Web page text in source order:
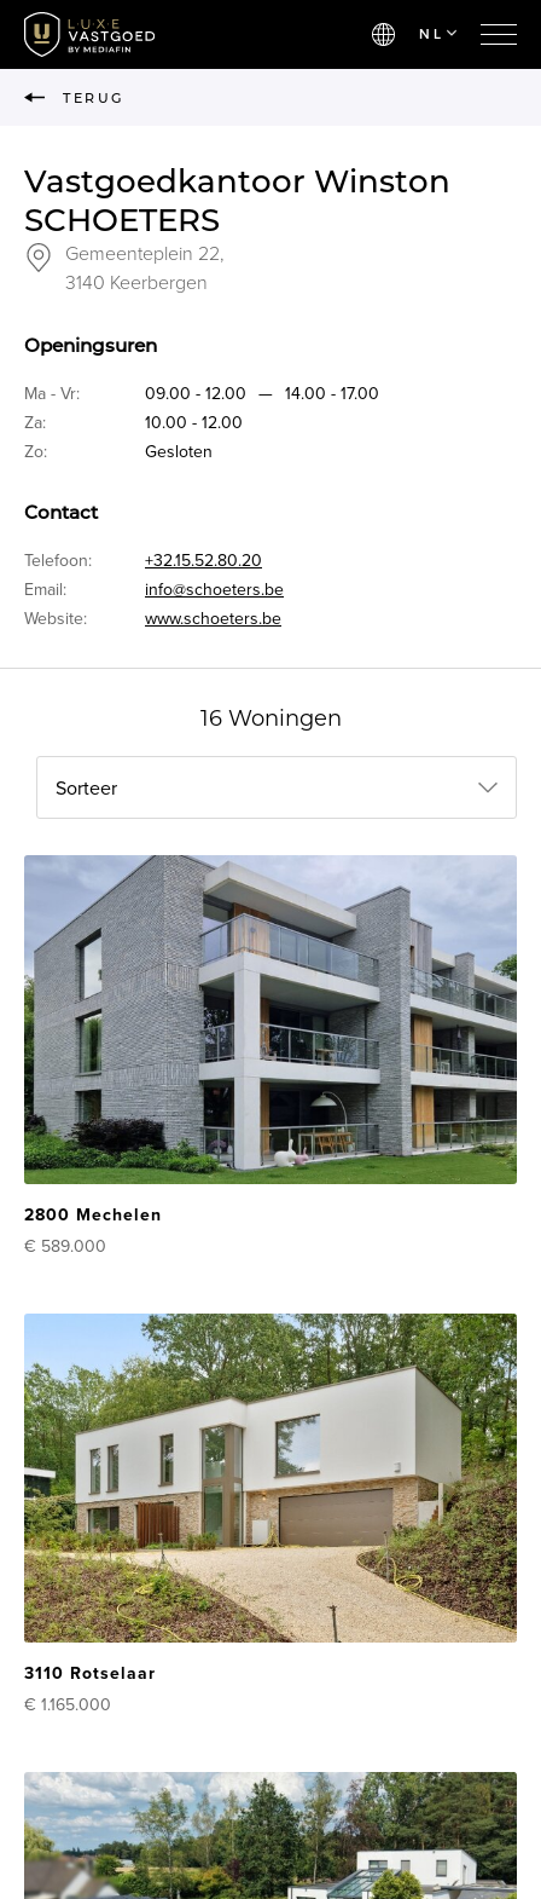
NL
TERUG
Vastgoedkantoor Winston
SCHOETERS
Gemeenteplein 22,
3140 Keerbergen
Openingsuren
Ma - Vr: 09.00 - 12.00 — 14.00 - 17.00
Za:
10.00 - 12.00
Zo:
Gesloten
Contact
Telefoon:
+32.15.52.80.20
Email:
info@schoeters.be
Website:
www.schoeters.be
16 Woningen
Sorteer
2800 Mechelen
€ 589.000
3110 Rotselaar
€ 1.165.000